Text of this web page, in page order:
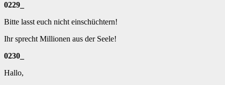
0229_
Bitte lasst euch nicht einschüchtern!
Ihr sprecht Millionen aus der Seele!
0230_
Hallo,